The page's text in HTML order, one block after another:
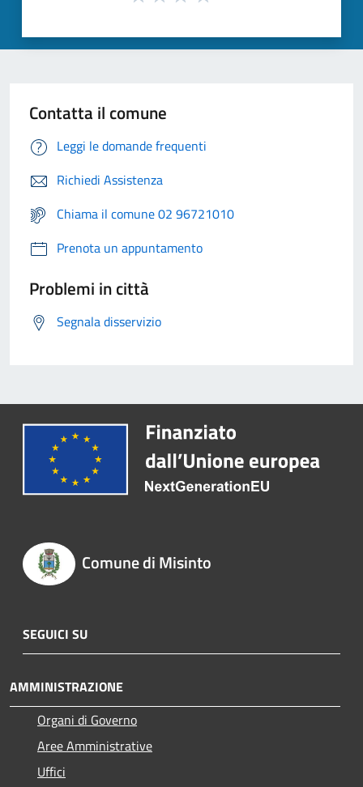
Contatta il comune
Leggi le domande frequenti
Richiedi Assistenza
Chiama il comune 02 96721010
Prenota un appuntamento
Problemi in città
Segnala disservizio
Comune di Misinto
SEGUICI SU
AMMINISTRAZIONE
Organi di Governo
Aree Amministrative
Uffici